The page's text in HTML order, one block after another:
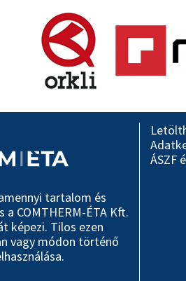
tartalom és
COMTHERM-ÉTA Kft.
képezi. Tilos ezen
vagy módon történő
ÁSZF